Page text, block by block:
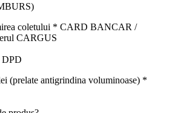
coletului * CARD BANCAR /
CARGUS
(prelate antigrindina voluminoase) *